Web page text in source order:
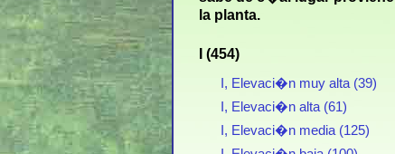
la planta.
I (454)
I, Elevaci�n muy alta (39)
I, Elevaci�n alta (61)
I, Elevaci�n media (125)